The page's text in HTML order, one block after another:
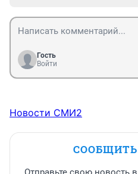
Гость
Войти
Новости СМИ2